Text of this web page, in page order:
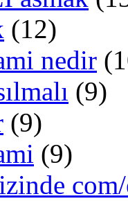
(12)
nedir
(9)
(9)
(9)